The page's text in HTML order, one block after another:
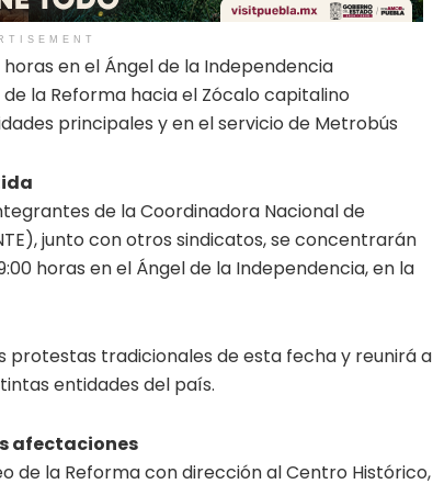
horas en el Ángel de la Independencia
la Reforma hacia el Zócalo capitalino
principales y en el servicio de Metrobús
de la Coordinadora Nacional de
junto con otros sindicatos, se concentrarán
horas en el Ángel de la Independencia, en la
protestas tradicionales de esta fecha y reunirá a
entidades del país.
afectaciones
de la Reforma con dirección al Centro Histórico,